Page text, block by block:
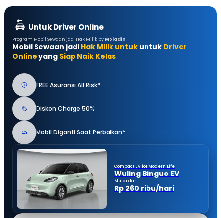
Untuk Driver Online
Program Mobil Sewaan jadi Hak Milik by Moladin
Mobil Sewaan jadi Hak Milik untuk untuk Driver
Online yang Siap Naik Kelas
FREE Asuransi All Risk*
Diskon Charge 50%
Mobil Diganti Saat Perbaikan*
Compact EV for Modern Life
Wuling Binguo EV
Mulai dari
Rp 260 ribu/hari